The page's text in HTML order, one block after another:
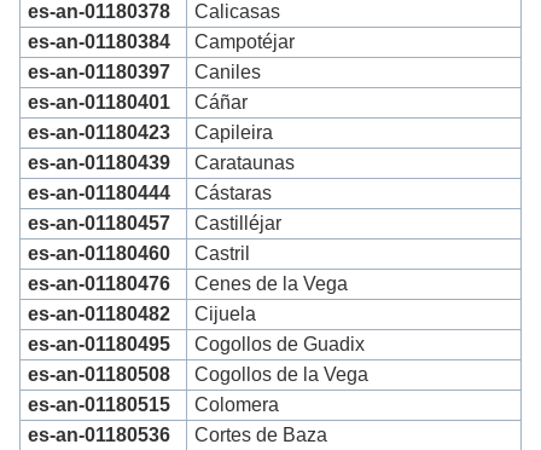
es-an-01180378
Calicasas
es-an-01180384
Campotéjar
es-an-01180397
Caniles
es-an-01180401
Cáñar
es-an-01180423
Capileira
es-an-01180439
Carataunas
es-an-01180444
Cástaras
es-an-01180457
Castilléjar
es-an-01180460
Castril
es-an-01180476
Cenes de la Vega
es-an-01180482
Cijuela
es-an-01180495
Cogollos de Guadix
es-an-01180508
Cogollos de la Vega
es-an-01180515
Colomera
es-an-01180536
Cortes de Baza